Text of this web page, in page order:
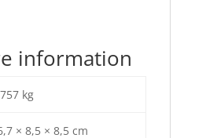
information
kg
× 8,5 × 8,5 cm